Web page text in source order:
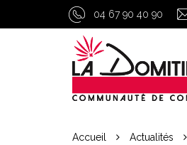
Gestion des traceurs
04 67 90 40 90
Accueil Actualités